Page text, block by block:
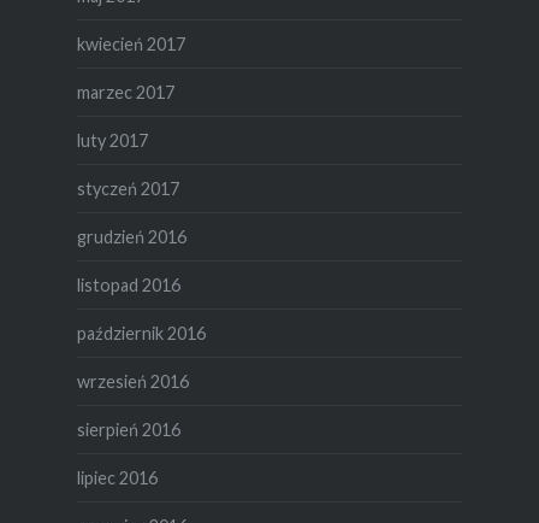
kwiecień 2017
marzec 2017
luty 2017
styczeń 2017
grudzień 2016
listopad 2016
październik 2016
wrzesień 2016
sierpień 2016
lipiec 2016